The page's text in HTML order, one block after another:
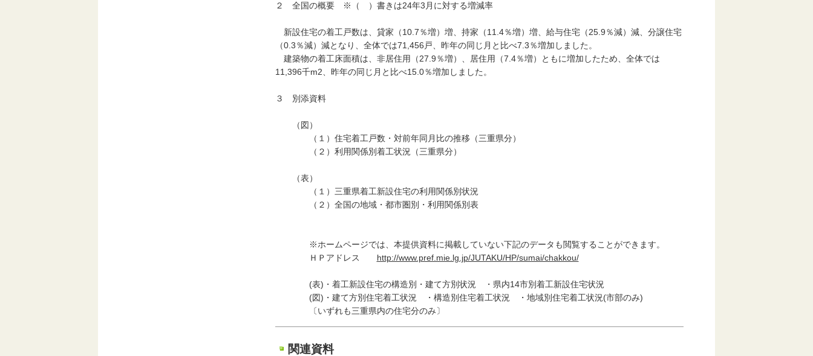
２ 全国の概要 ※（ ）書きは24年3月に対する増減率
新設住宅の着工戸数は、貸家（10.7％増）増、持家（11.4％増）増、給与住宅（25.9％減）減、分譲住宅
（0.3％減）減となり、全体では71,456戸、昨年の同じ月と比べ7.3％増加しました。
建築物の着工床面積は、非居住用（27.9％増）、居住用（7.4％増）ともに増加したため、全体では
11,396千m2、昨年の同じ月と比べ15.0％増加しました。
３ 別添資料
（図）
（１）住宅着工戸数・対前年同月比の推移（三重県分）
（２）利用関係別着工状況（三重県分）
（表）
（１）三重県着工新設住宅の利用関係別状況
（２）全国の地域・都市圏別・利用関係別表
※ホームページでは、本提供資料に掲載していない下記のデータも閲覧することができます。
ＨＰアドレス http://www.pref.mie.lg.jp/JUTAKU/HP/sumai/chakkou/
(表)・着工新設住宅の構造別・建て方別状況 ・県内14市別着工新設住宅状況
(図)・建て方別住宅着工状況 ・構造別住宅着工状況 ・地域別住宅着工状況(市部のみ)
〔いずれも三重県内の住宅分のみ〕
関連資料